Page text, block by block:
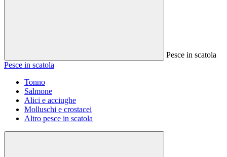
Pesce in scatola
Pesce in scatola
Tonno
Salmone
Alici e acciughe
Molluschi e crostacei
Altro pesce in scatola